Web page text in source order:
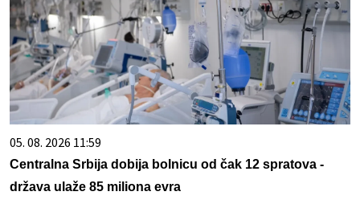
05. 08. 2026 11:59
Centralna Srbija dobija bolnicu od čak 12 spratova -
država ulaže 85 miliona evra